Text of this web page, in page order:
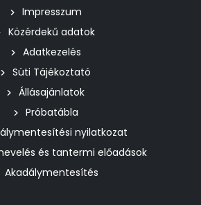
Impresszum
Közérdekű adatok
Adatkezelés
Süti Tájékoztató
Állásajánlatok
Próbatábla
nyilatkozat
és tantermi előadások
Akadálymentesítés